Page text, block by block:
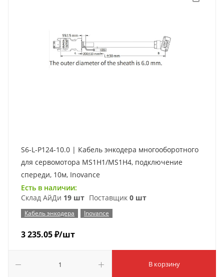
S6-L-P124-10.0 | Кабель энкодера многооборотного
для сервомотора MS1H1/MS1H4, подключение
спереди, 10м, Inovance
Есть в наличии:
Склад АйДи 19 шт Поставщик 0 шт
Кабель энкодера Inovance
3 235.05₽/шт
В корзину